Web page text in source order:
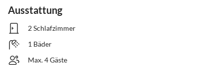
Ausstattung
2 Schlafzimmer
1 Bäder
Max. 4 Gäste